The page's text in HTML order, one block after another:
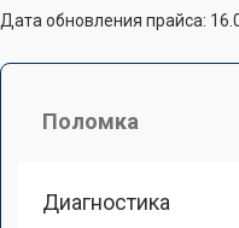
Дата обновления прайса:
Поломка
Диагностика